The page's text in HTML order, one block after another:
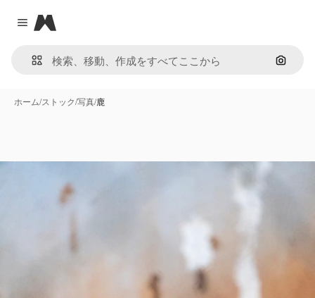
Close menu
Magnific
画像で
ホーム/ストック/写真/鹿